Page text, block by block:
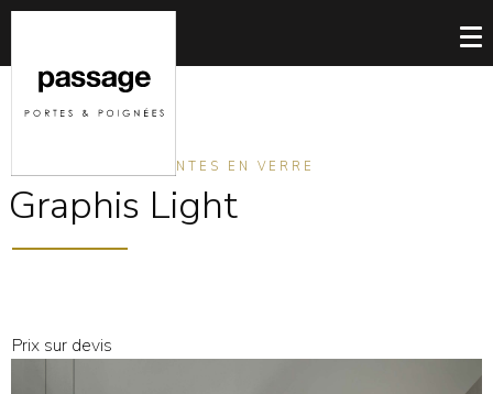
PORTES COULISSANTES EN VERRE
Graphis Light
Prix sur devis